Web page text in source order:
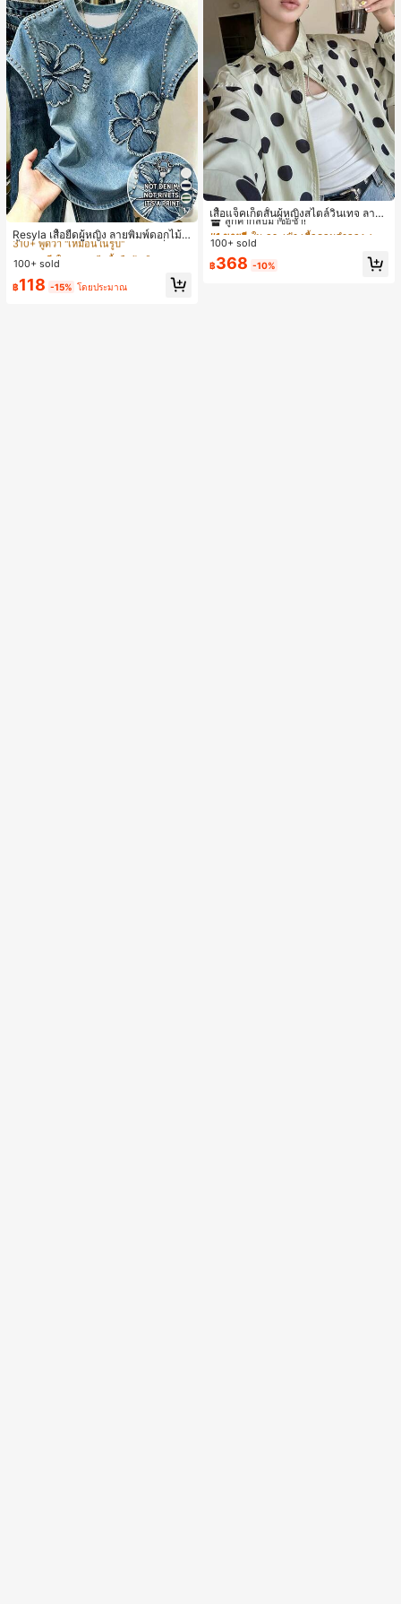
17
Resyla เสื้อยืดผู้หญิง ลายพิมพ์ดอกไม้สี
น้ำเงินวินเทจ เสื้อสำหรับออกไปเที่ยวฤ
ดูร้อน ดีไซน์กราฟิก สบายๆ อเนกประสง
องเที่ยวกลางแจ้ง
#5 ขายดี ใน หลากสี เสื้อยืดผู้หญิง
310+ พูดว่า "เหมือนในรูป"
#5 ขายดี
ใน หลากสี เสื้อยืดผู้หญิง
310+ พูดว่า "เหมือนในรูป"
#5 ขายดี
ใน หลากสี เสื้อยืดผู้หญิง
310+ พูดว่า "เหมือนในรูป"
#5 ขายดี
ใน หลากสี เสื้อยืดผู้หญิง
100+ sold
฿118 -15% โดยประมาณ
เสื้อแจ็คเก็ตสั้นผู้หญิงสไตล์วินเทจ ลายจุ
ดขนาดใหญ่ คอตั้ง เอวเข้ารูป แขนพอง
ทรงหลวม แฟชั่นอเนกประสงค์ สำหรับใ
ส่ประจำวันและไปเที่ยวพักผ่อน
#1 ขายดี
ใน กระเป๋า เสื้อคลุมลำลอง
ลูกค้ากลับมาซื้อซ้ำ!
#1 ขายดี ใน กระเป๋า เสื้อคลุมลำลอง
ลูกค้ากลับมาซื้อซ้ำ!
#1 ขายดี ใน กระเป๋า เสื้อคลุมลำลอง
ลูกค้ากลับมาซื้อซ้ำ!
#1 ขายดี
ใน กระเป๋า เสื้อคลุมลำลอง
100+ sold
฿368 -10%